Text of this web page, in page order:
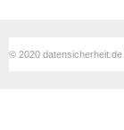
© 2020